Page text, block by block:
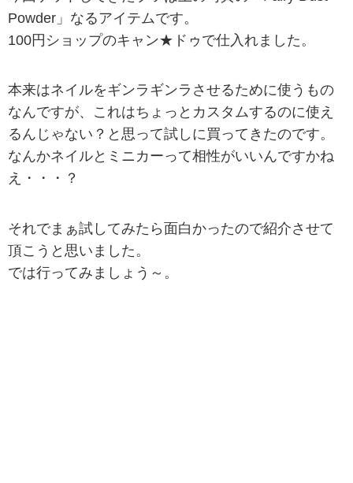
Powder」なるアイテムです。
100円ショップのキャン★ドゥで仕入れました。
本来はネイルをギンラギンラさせるために使うもの
なんですが、これはちょっとカスタムするのに使え
るんじゃない？と思って試しに買ってきたのです。
なんかネイルとミニカーって相性がいいんですかね
え・・・？
それでまぁ試してみたら面白かったので紹介させて
頂こうと思いました。
では行ってみましょう～。